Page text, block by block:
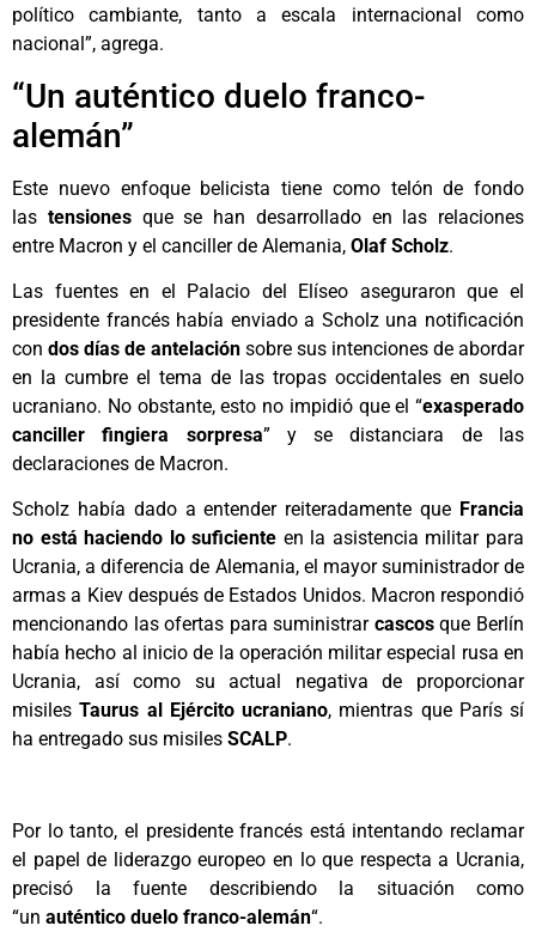
político cambiante, tanto a escala internacional como
nacional”, agrega.
“Un auténtico duelo franco-
alemán”
Este nuevo enfoque belicista tiene como telón de fondo
las tensionesque se han desarrollado en las relaciones
entre Macron y el canciller de Alemania, Olaf Scholz.
Las fuentes en el Palacio del Elíseo aseguraron que el
presidente francés había enviado a Scholz una notificación
con dos días de antelación sobre sus intenciones de abordar
en la cumbre el tema de las tropas occidentales en suelo
ucraniano. No obstante, esto no impidió que el “exasperado
canciller fingiera sorpresa” y se distanciara de las
declaraciones de Macron.
Scholz había dado a entender reiteradamente que Francia
no está haciendo lo suficiente en la asistencia militar para
Ucrania, a diferencia de Alemania, el mayor suministrador de
armas a Kiev después de Estados Unidos. Macron respondió
mencionando las ofertas para suministrar cascosque Berlín
había hecho al inicio de la operación militar especial rusa en
Ucrania, así como su actual negativa de proporcionar
misilesTaurus al Ejército ucraniano, mientras que París sí
ha entregado sus misiles SCALP.
Por lo tanto, el presidente francés está intentando reclamar
el papel de liderazgo europeo en lo que respecta a Ucrania,
precisó la fuente describiendo la situación como
“un auténtico duelo franco-alemán“.